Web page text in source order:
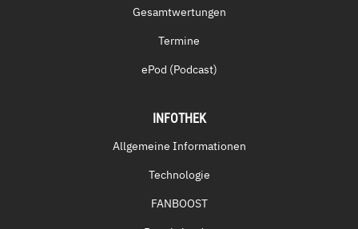
Gesamtwertungen
Termine
ePod (Podcast)
INFOTHEK
Allgemeine Informationen
Technologie
FANBOOST